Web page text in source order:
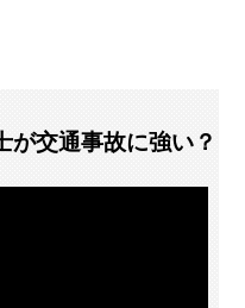
が交通事故に強い？